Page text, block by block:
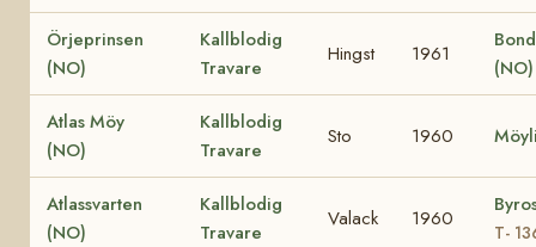
Örjeprinsen
(NO)
Kallblodig
Travare
Hingst 1961
(NO)
Atlas Möy
(NO)
Kallblodig
Travare
Sto 1960
Atlassvarten
(NO)
Kallblodig
Travare
Valack 1960
T-